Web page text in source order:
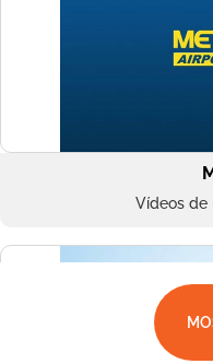
Vídeos de